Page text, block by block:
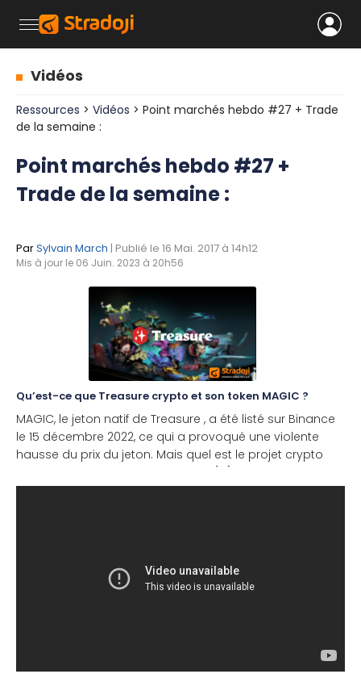
Vidéos
Ressources > Vidéos > Point marchés hebdo #27 + Trade
de la semaine :
Point marchés hebdo #27 +
Trade de la semaine :
ParSylvain March | Publié le 16 Mai. 2017 à 14h12
Mis à jour le 06 Juin. 2023 à 20h56
Qu’est-ce que Treasure crypto et son token MAGIC ?
MAGIC, le jeton natif de Treasure , a été listé sur Binance
le 15 décembre 2022, ce qui a provoqué une violente
hausse du prix du jeton. Mais quel est le projet crypto